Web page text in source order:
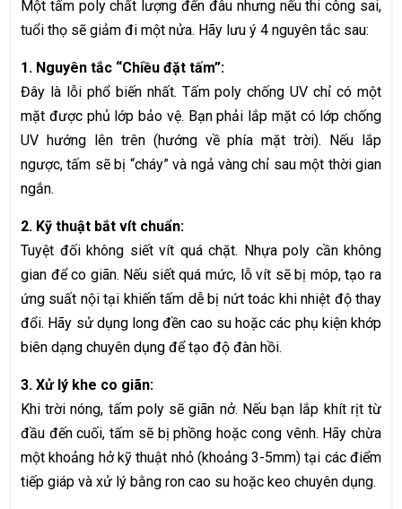
Một tấm poly chất lượng đến đâu nhưng nếu thi công sai,
tuổi thọ sẽ giảm đi một nửa. Hãy lưu ý 4 nguyên tắc sau:
1. Nguyên tắc “Chiều đặt tấm”:
Đây là lỗi phổ biến nhất. Tấm poly chống UV chỉ có một
mặt được phủ lớp bảo vệ. Bạn phải lắp mặt có lớp chống
UV hướng lên trên (hướng về phía mặt trời). Nếu lắp
ngược, tấm sẽ bị “cháy” và ngả vàng chỉ sau một thời gian
ngắn.
2. Kỹ thuật bắt vít chuẩn:
Tuyệt đối không siết vít quá chặt. Nhựa poly cần không
gian để co giãn. Nếu siết quá mức, lỗ vít sẽ bị móp, tạo ra
ứng suất nội tại khiến tấm dễ bị nứt toác khi nhiệt độ thay
đổi. Hãy sử dụng long đền cao su hoặc các phụ kiện khớp
biên dạng chuyên dụng để tạo độ đàn hồi.
3. Xử lý khe co giãn:
Khi trời nóng, tấm poly sẽ giãn nở. Nếu bạn lắp khít rịt từ
đầu đến cuối, tấm sẽ bị phồng hoặc cong vênh. Hãy chừa
một khoảng hở kỹ thuật nhỏ (khoảng 3-5mm) tại các điểm
tiếp giáp và xử lý bằng ron cao su hoặc keo chuyên dụng.